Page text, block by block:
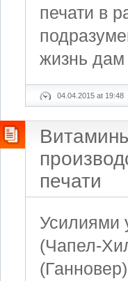
печати в
жизнь
04.04.2015 at 19:48
печати
Усилиями
(Чапел-